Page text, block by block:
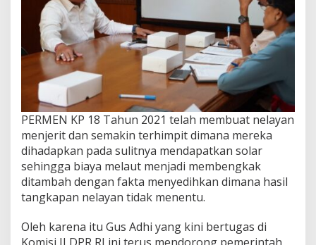
PERMEN KP 18 Tahun 2021 telah membuat nelayan
menjerit dan semakin terhimpit dimana mereka
dihadapkan pada sulitnya mendapatkan solar
sehingga biaya melaut menjadi membengkak
ditambah dengan fakta menyedihkan dimana hasil
tangkapan nelayan tidak menentu.
Oleh karena itu Gus Adhi yang kini bertugas di
Komisi II DPR RI ini terus mendorong pemerintah